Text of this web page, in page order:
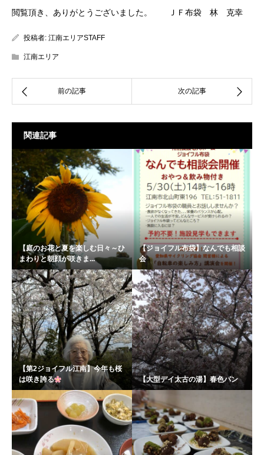
閲覧頂き、ありがとうございました。 ＪＦ布袋 林 克幸
投稿者: 江南エリアSTAFF
江南エリア
関連記事
【庭のお花と夏を楽しむ日々～ひ
まわりと朝顔が咲きま...
【ジョイフル布袋】なんでも相談
会
【第2ジョイフル江南】今年も桜
は咲き誇る
【大型デイ太古の湯】春色パン